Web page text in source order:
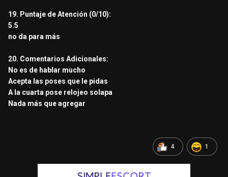
19. Puntaje de Atención (0/10):
5.5
no da para más
20. Comentarios Adicionales:
No es de hablar mucho
Acepta las poses que le pidas
A la cuarta pose relojeo solapa
Nada más que agregar
4 1